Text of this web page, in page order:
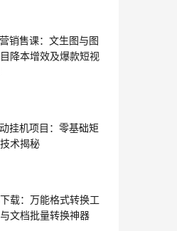
销售课：文生图与图
降本增效及爆款短视
挂机项目：零基础矩
术揭秘
载：万能格式转换工
文档批量转换神器